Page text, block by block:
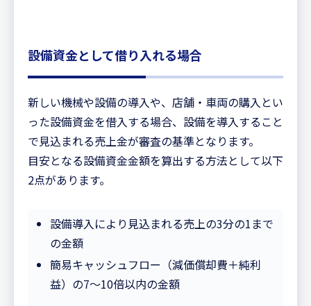
設備資金として借り入れる場合
新しい機械や設備の導入や、店舗・車両の購入とい
った設備資金を借入する場合、設備を導入すること
で見込まれる売上金が審査の基準となります。
目安となる設備資金金額を算出する方法として以下
2点があります。
設備導入により見込まれる売上の3分の1まで
の金額
簡易キャッシュフロー（減価償却費＋純利
益）の7〜10倍以内の金額